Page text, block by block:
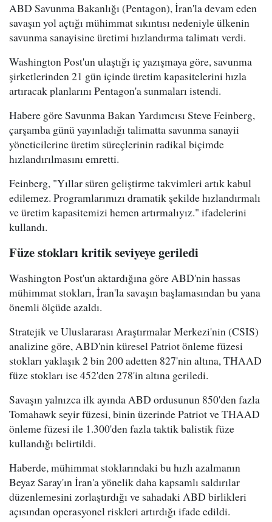
ABD Savunma Bakanlığı (Pentagon), İran'la devam eden
savaşın yol açtığı mühimmat sıkıntısı nedeniyle ülkenin
savunma sanayisine üretimi hızlandırma talimatı verdi.
Washington Post'un ulaştığı iç yazışmaya göre, savunma
şirketlerinden 21 gün içinde üretim kapasitelerini hızla
artıracak planlarını Pentagon'a sunmaları istendi.
Habere göre Savunma Bakan Yardımcısı Steve Feinberg,
çarşamba günü yayınladığı talimatta savunma sanayii
yöneticilerine üretim süreçlerinin radikal biçimde
hızlandırılmasını emretti.
Feinberg, "Yıllar süren geliştirme takvimleri artık kabul
edilemez. Programlarımızı dramatik şekilde hızlandırmalı
ve üretim kapasitemizi hemen artırmalıyız." ifadelerini
kullandı.
Füze stokları kritik seviyeye geriledi
Washington Post'un aktardığına göre ABD'nin hassas
mühimmat stokları, İran'la savaşın başlamasından bu yana
önemli ölçüde azaldı.
Stratejik ve Uluslararası Araştırmalar Merkezi'nin (CSIS)
analizine göre, ABD'nin küresel Patriot önleme füzesi
stokları yaklaşık 2 bin 200 adetten 827'nin altına, THAAD
füze stokları ise 452'den 278'in altına geriledi.
Savaşın yalnızca ilk ayında ABD ordusunun 850'den fazla
Tomahawk seyir füzesi, binin üzerinde Patriot ve THAAD
önleme füzesi ile 1.300'den fazla taktik balistik füze
kullandığı belirtildi.
Haberde, mühimmat stoklarındaki bu hızlı azalmanın
Beyaz Saray'ın İran'a yönelik daha kapsamlı saldırılar
düzenlemesini zorlaştırdığı ve sahadaki ABD birlikleri
açısından operasyonel riskleri artırdığı ifade edildi.